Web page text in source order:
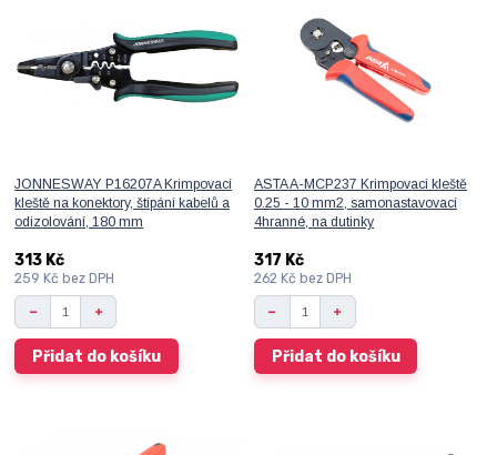
JONNESWAY P16207A Krimpovací
kleště na konektory, štípání kabelů a
odizolování, 180 mm
313 Kč
259 Kč bez DPH
Přidat do košíku
ASTA A-MCP237 Krimpovací kleště
0.25 - 10 mm2, samonastavovací
4hranné, na dutinky
317 Kč
262 Kč bez DPH
Přidat do košíku